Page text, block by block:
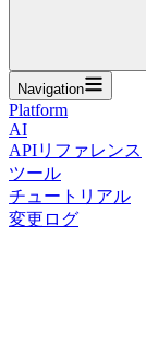
Navigation
Platform
AI
APIリファレンス
ツール
チュートリアル
変更ログ